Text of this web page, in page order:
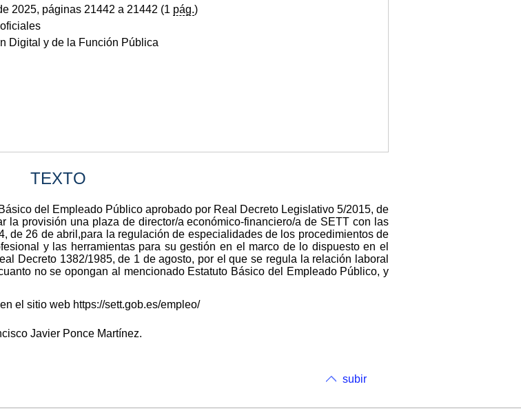
2025, páginas 21442 a 21442 (1 pág.)
Digital y de la Función Pública
TEXTO
del Empleado Público aprobado por Real Decreto Legislativo 5/2015, de
la provisión una plaza de director/a económico-financiero/a de SETT con las
de 26 de abril,para la regulación de especialidades de los procedimientos de
y las herramientas para su gestión en el marco de lo dispuesto en el
Decreto 1382/1985, de 1 de agosto, por el que se regula la relación laboral
no se opongan al mencionado Estatuto Básico del Empleado Público, y
el sitio web https://sett.gob.es/empleo/
Javier Ponce Martínez.
subir